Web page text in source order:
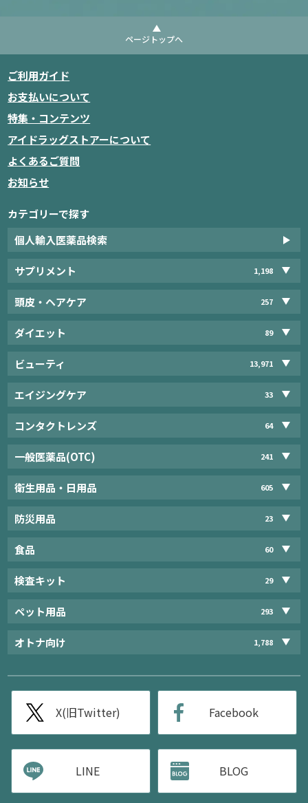
ページトップへ
ご利用ガイド
お支払いについて
特集・コンテンツ
アイドラッグストアーについて
よくあるご質問
お知らせ
カテゴリーで探す
個人輸入医薬品検索
サプリメント 1,198
頭皮・ヘアケア 257
ダイエット 89
ビューティ 13,971
エイジングケア 33
コンタクトレンズ 64
一般医薬品(OTC) 241
衛生用品・日用品 605
防災用品 23
食品 60
検査キット 29
ペット用品 293
オトナ向け 1,788
X(旧Twitter) Facebook
LINE BLOG